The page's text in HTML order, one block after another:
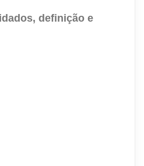
definição e